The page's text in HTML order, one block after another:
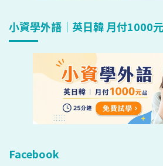
小資學外語｜英日韓 月付1000
Facebook